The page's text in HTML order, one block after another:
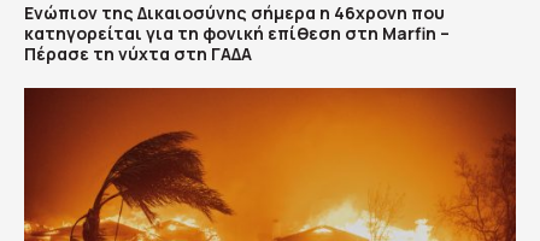
Ενώπιον της Δικαιοσύνης σήμερα η 46χρονη που
κατηγορείται για τη φονική επίθεση στη Marfin –
Πέρασε τη νύχτα στη ΓΑΔΑ